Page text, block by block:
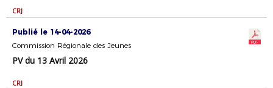
CRJ
Publié le 14-04-2026
Commission Régionale des Jeunes
PV du 13 Avril 2026
CRJ